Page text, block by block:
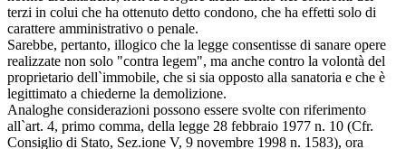
terzi in colui che ha ottenuto detto condono, che ha effetti solo di
carattere amministrativo o penale.
Sarebbe, pertanto, illogico che la legge consentisse di sanare opere
realizzate non solo "contra legem", ma anche contro la volontà del
proprietario dell`immobile, che si sia opposto alla sanatoria e che è
legittimato a chiederne la demolizione.
Analoghe considerazioni possono essere svolte con riferimento
all`art. 4, primo comma, della legge 28 febbraio 1977 n. 10 (Cfr.
Consiglio di Stato, Sez.ione V, 9 novembre 1998 n. 1583), ora